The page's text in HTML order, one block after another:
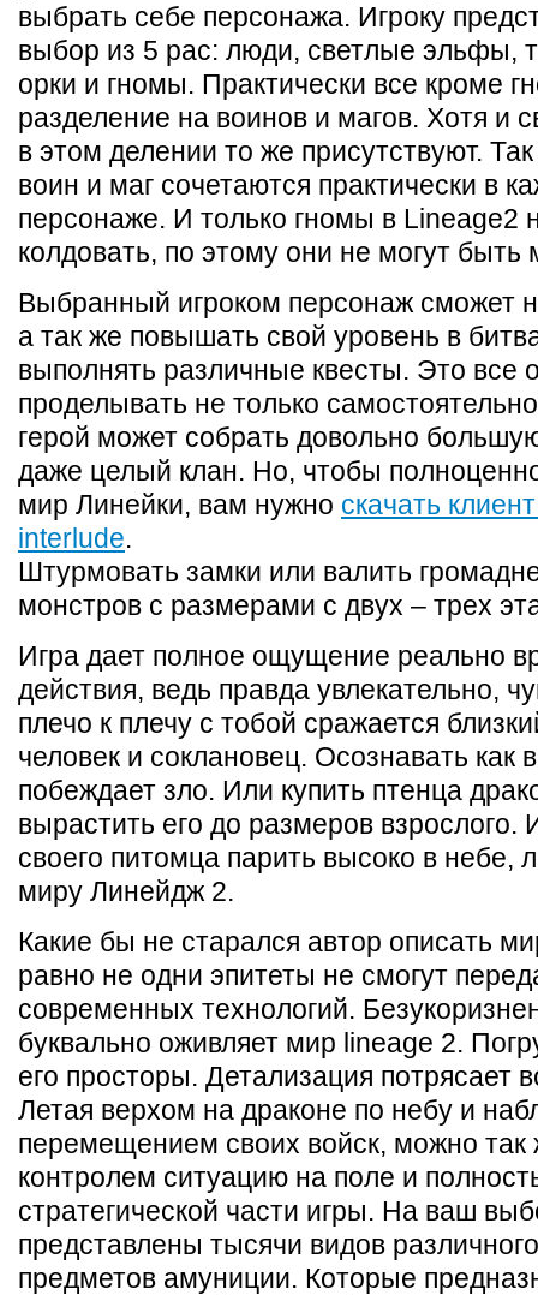
выбрать себе персонажа. Игроку
выбор из 5 рас: люди, светлые эльфы,
орки и гномы. Практически все кроме
разделение на воинов и магов. Хотя и
в этом делении то же присутствуют.
воин и маг сочетаются практически в
персонаже. И только гномы в Lineage2
колдовать, по этому они не могут быть
Выбранный игроком персонаж сможет
а так же повышать свой уровень в
выполнять различные квесты. Это все
проделывать не только
герой может собрать довольно
даже целый клан. Но, чтобы
мир Линейки, вам нужно cкачать
interlude.
Штурмовать замки или валить
монстров с размерами с двух – трех
Игра дает полное ощущение реально
действия, ведь правда увлекательно,
плечо к плечу с тобой сражается
человек и соклановец. Осознавать как
побеждает зло. Или купить птенца
вырастить его до размеров взрослого.
своего питомца парить высоко в небе,
миру Линейдж 2.
Какие бы не старался автор описать
равно не одни эпитеты не смогут
современных технологий.
буквально оживляет мир lineage 2.
его просторы. Детализация потрясает
Летая верхом на драконе по небу и
перемещением своих войск, можно так
контролем ситуацию на поле и
стратегической части игры. На ваш
представлены тысячи видов
предметов амуниции. Которые